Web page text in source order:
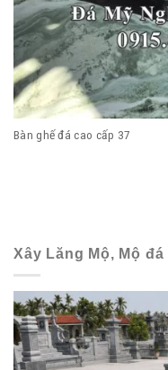
Bàn ghế đá cao cấp 37
Xây Lăng Mộ, Mộ đá